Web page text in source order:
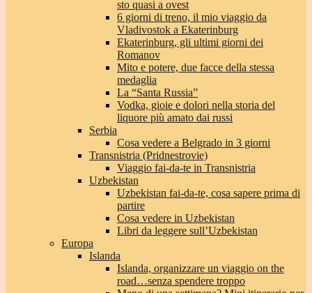
sto quasi a ovest
6 giorni di treno, il mio viaggio da
Vladivostok a Ekaterinburg
Ekaterinburg, gli ultimi giorni dei
Romanov
Mito e potere, due facce della stessa
medaglia
La “Santa Russia”
Vodka, gioie e dolori nella storia del
liquore più amato dai russi
Serbia
Cosa vedere a Belgrado in 3 giorni
Transnistria (Pridnestrovie)
Viaggio fai-da-te in Transnistria
Uzbekistan
Uzbekistan fai-da-te, cosa sapere prima di
partire
Cosa vedere in Uzbekistan
Libri da leggere sull’Uzbekistan
Europa
Islanda
Islanda, organizzare un viaggio on the
road…senza spendere troppo